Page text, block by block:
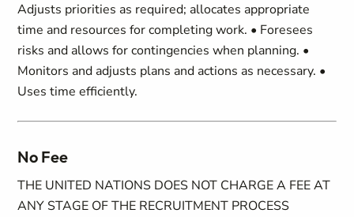
Adjusts priorities as required; allocates appropriate
time and resources for completing work. • Foresees
risks and allows for contingencies when planning. •
Monitors and adjusts plans and actions as necessary. •
Uses time efficiently.
No Fee
THE UNITED NATIONS DOES NOT CHARGE A FEE AT
ANY STAGE OF THE RECRUITMENT PROCESS